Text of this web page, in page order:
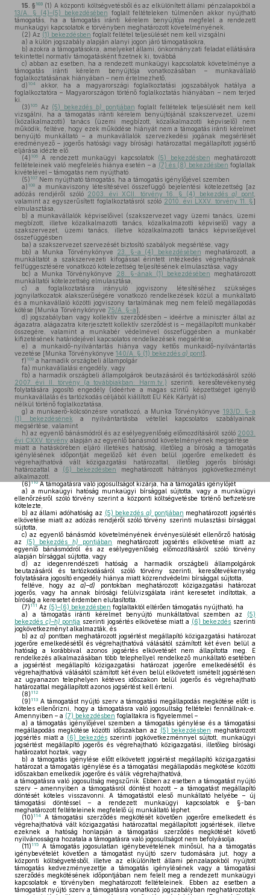
15. § 103 (1) A központi költségvetésből és az elkülönített állami pénzalapokból a
13/A. § (4)–(5) bekezdésében foglalt feltételeken túlmenően akkor nyújtható
támogatás, ha a támogatás iránti kérelem benyújtója megfelel a rendezett
munkaügyi kapcsolatok e törvényben meghatározott követelményének.
(2) Az (1) bekezdésben foglalt feltétel teljesülését nem kell vizsgálni
a) a külön jogszabály alapján alanyi jogon járó támogatásokra,
b) azokra a támogatásokra, amelyeket állami, önkormányzati feladat ellátására
tekintettel normatív támogatásként fizetnek ki, továbbá
c) abban az esetben, ha a rendezett munkaügyi kapcsolatok követelménye a
támogatás iránti kérelem benyújtója vonatkozásában – munkavállaló
foglalkoztatásának hiányában – nem értelmezhető,
d) 104
akkor, ha a magyarországi foglalkoztatási jogszabályok hatálya a
foglalkoztatóra – Magyarországon történő foglalkoztatás hiányában – nem terjed
ki.
(3) 105 Az (5) bekezdés b) pontjában foglalt feltételek teljesülését nem kell
vizsgálni, ha a támogatás iránti kérelem benyújtójánál szakszervezet, üzemi
(közalkalmazotti) tanács (üzemi megbízott, közalkalmazotti képviselő) nem
működik, feltéve, hogy ezek működése hiányát nem a támogatás iránti kérelmet
benyújtó munkáltató – a munkavállalók szervezkedési jogának megsértését
eredményező – jogerős hatósági vagy bírósági határozattal megállapított jogsértő
eljárása idézte elő.
(4) 106 A rendezett munkaügyi kapcsolatok (5) bekezdésben meghatározott
feltételeinek való megfelelés hiánya esetén – a (7) és (8) bekezdésben foglaltak
kivételével – támogatás nem nyújtható.
(5) 107 Nem nyújtható támogatás, ha a támogatás igénylőjével szemben
a) 108 a munkaviszony létesítésével összefüggő bejelentési kötelezettség [az
adózás rendjéről szóló 2003. évi XCII. törvény 16. § (4) bekezdés a) pont
valamint az egyszerűsített foglalkoztatásról szóló 2010. évi LXXV. törvény 11. §]
elmulasztása,
b) a munkavállalók képviselőivel (szakszervezet vagy üzemi tanács, üzemi
megbízott, illetve közalkalmazotti tanács, közalkalmazotti képviselő) vagy a
szakszervezet, üzemi tanács, illetve közalkalmazotti tanács képviselőjével
összefüggésben
ba) a szakszervezet szervezését biztosító szabályok megsértése, vagy
bb) a Munka Törvénykönyve 23. §-a (4) bekezdésében meghatározott, a
munkáltatót a szakszervezeti kifogással érintett intézkedés végrehajtásának
felfüggesztésére vonatkozó kötelezettség teljesítésének elmulasztása, vagy
bc) a Munka Törvénykönyve 28. §-ának (1) bekezdésében meghatározott
munkáltatói kötelezettség elmulasztása,
c) a foglalkoztatásra irányuló jogviszony létesítéséhez szükséges
jognyilatkozatok alakszerűségére vonatkozó rendelkezések közül a munkáltató
és a munkavállaló közötti jogviszony tartalmának meg nem felelő megállapodás
kötése [Munka Törvénykönyve 75/A. §-a],
d) jogszabályban vagy kollektív szerződésben – ideértve a miniszter által az
ágazatra, alágazatra kiterjesztett kollektív szerződést is – megállapított munkabér
összegére, valamint a munkabér védelmével összefüggésben a munkabér
kifizetésének határidejével kapcsolatos rendelkezések megsértése,
e) a munkaidő-nyilvántartás hiánya vagy kettős munkaidő-nyilvántartás
vezetése [Munka Törvénykönyve 140/A. § (1) bekezdés a) pont],
f) 109 a harmadik országbeli állampolgár
fa) munkavállalási engedély, vagy
fb) a harmadik országbeli állampolgárok beutazásáról és tartózkodásáról szóló
2007. évi II. törvény (a továbbiakban: Harm.tv.) szerinti, keresőtevékenység
folytatására jogosító engedély (ideértve a magas szintű képzettséget igénylő
munkavállalás és tartózkodás céljából kiállított EU Kék Kártyát is)
nélkül történő foglalkoztatása,
g) a munkaerő-kölcsönzésre vonatkozó, a Munka Törvénykönyve 193/D. §-a
(1) bekezdésének a nyilvántartásba vétellel kapcsolatos szabályainak
megsértése, valamint
h) az egyenlő bánásmódról és az esélyegyenlőség előmozdításáról szóló 2003.
évi CXXV. törvény alapján az egyenlő bánásmód követelményének megsértése
miatt a hatáskörében eljáró illetékes hatóság, illetőleg a bíróság a támogatás
igénylésének időpontját megelőző két éven belül jogerőre emelkedett és
végrehajthatóvá vált közigazgatási határozattal, illetőleg jogerős bírósági
határozattal a (6) bekezdésben meghatározott hátrányos jogkövetkezményt
alkalmazott.
(6)110A támogatásra való jogosultságot kizárja, ha a támogatás igénylőjét
a) a munkaügyi hatóság munkaügyi bírsággal sújtotta, vagy a munkaügyi
ellenőrzésről szóló törvény szerint a központi költségvetésbe történő befizetésre
kötelezte,
b) az állami adóhatóság az (5) bekezdés a) pontjában meghatározott jogsértés
elkövetése miatt az adózás rendjéről szóló törvény szerinti mulasztási bírsággal
sújtotta,
c) az egyenlő bánásmód követelményének érvényesülését ellenőrző hatóság
az
(5) bekezdés h) pontjában
meghatározott jogsértés elkövetése miatt az
egyenlő bánásmódról és az esélyegyenlőség előmozdításáról szóló törvény
alapján bírsággal sújtotta, vagy
d) az idegenrendészeti hatóság a harmadik országbeli állampolgárok
beutazásáról és tartózkodásáról szóló törvény szerinti, keresőtevékenység
folytatására jogosító engedély hiánya miatt közrendvédelmi bírsággal sújtotta,
feltéve, hogy aza)–d)
pontokban meghatározott közigazgatási határozat
jogerős, vagy ha annak bírósági felülvizsgálata iránt keresetet indítottak, a
bíróság a keresetet érdemben elutasította.
(7) 111 Az (5)–(6) bekezdésben foglaltaktól eltérően támogatás nyújtható, ha
a) a támogatás iránti kérelmet benyújtó munkáltatóval szemben az (5)
bekezdés c)–h) pontja szerinti jogsértés elkövetése miatt a (6) bekezdés szerinti
jogkövetkezményt alkalmazták, és
b) az a) pontban meghatározott jogsértést megállapító közigazgatási határozat
jogerőre emelkedésétől és végrehajthatóvá válásától számított két éven belül a
hatóság a korábbival azonos jogsértés elkövetését nem állapította meg. E
rendelkezés alkalmazásában több telephellyel rendelkező munkáltató esetében
a jogsértést megállapító közigazgatási határozat jogerőre emelkedésétől és
végrehajthatóvá válásától számított két éven belül elkövetett ismételt jogsértésen
az ugyanazon telephelyen kétéves időszakon belül jogerős és végrehajtható
határozattal megállapított azonos jogsértést kell érteni.
(8) 112
(9) 113 A támogatást nyújtó szerv a támogatási megállapodás megkötése előtt is
köteles ellenőrizni, hogy a támogatásra való jogosultság feltételei fennállnak-e.
Amennyiben – a (7) bekezdésben foglaltakra is figyelemmel –
a) a támogatás igénylőjével szemben a támogatás igénylése és a támogatási
megállapodás megkötése közötti időszakban az (5) bekezdésben meghatározott
jogsértés miatt a (6) bekezdésszerinti jogkövetkezménnyel sújtott, munkaügyi
jogsértést megállapító jogerős és végrehajtható közigazgatási, illetőleg bírósági
határozatot hoztak, vagy
b) a támogatás igénylése előtt elkövetett jogsértést megállapító közigazgatási
határozat a támogatás igénylése és a támogatási megállapodás megkötése közötti
időszakban emelkedik jogerőre és válik végrehajthatóvá,
a támogatásra való jogosultság megszűnik. Ebben az esetben a támogatást nyújtó
szerv – amennyiben a támogatásról döntést hozott – a támogatást megállapító
döntését köteles visszavonni. A támogatástól eleső munkáltató helyébe – új
támogatási döntéssel – a rendezett munkaügyi kapcsolatok e §-ban
meghatározott feltételeinek megfelelő új munkáltató léphet.
(10) 114
A támogatási szerződés megkötését követően jogerőre emelkedett és
végrehajthatóvá vált közigazgatási határozattal megállapított jogsértések, illetve
ezeknek a hatóság honlapján a támogatási szerződés megkötését követő
nyilvánosságra hozatala a támogatásra való jogosultságot nem befolyásolja.
(11) 115
A támogatás jogosulatlan igénybevételének minősül, ha a támogatás
igénybevételét követően a támogatást nyújtó szerv tudomására jut, hogy a
központi költségvetésből, illetve az elkülönített állami pénzalapokból nyújtott
támogatás kedvezményezettje a támogatás igénylésének vagy a támogatási
szerződés megkötésének időpontjában nem felelt meg a rendezett munkaügyi
kapcsolatok e törvényben meghatározott feltételeinek. Ebben az esetben a
támogatást nyújtó szerv a támogatásra vonatkozó jogszabályban meghatározottak